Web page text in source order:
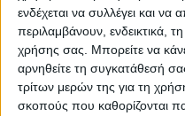
ενδέχεται να συλλέγει και
περιλαμβάνουν, ενδεικτικά,
χρήσης σας. Μπορείτε να
αρνηθείτε τη συγκατάθεσή
τρίτων μερών της για τη
σκοπούς που καθορίζονται
ΚΑΤΗΓΟΡΙΕΣ
ΧΑΛΙΑ